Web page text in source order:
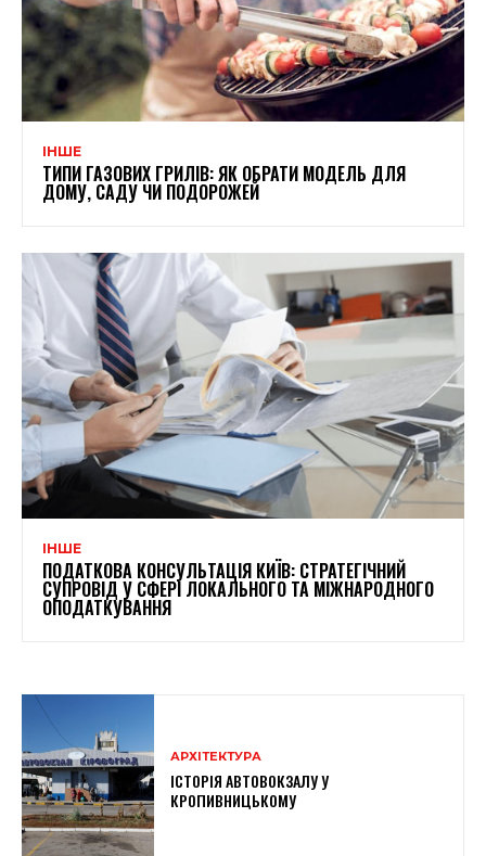
ІНШЕ
ТИПИ ГАЗОВИХ ГРИЛІВ: ЯК ОБРАТИ МОДЕЛЬ ДЛЯ
ДОМУ, САДУ ЧИ ПОДОРОЖЕЙ
ІНШЕ
ПОДАТКОВА КОНСУЛЬТАЦІЯ КИЇВ: СТРАТЕГІЧНИЙ
СУПРОВІД У СФЕРІ ЛОКАЛЬНОГО ТА МІЖНАРОДНОГО
ОПОДАТКУВАННЯ
АРХІТЕКТУРА
ІСТОРІЯ АВТОВОКЗАЛУ У
КРОПИВНИЦЬКОМУ